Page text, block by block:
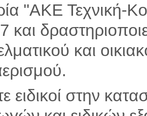
"ΑΚΕ Τεχνική-
και
και
ειδικοί στην